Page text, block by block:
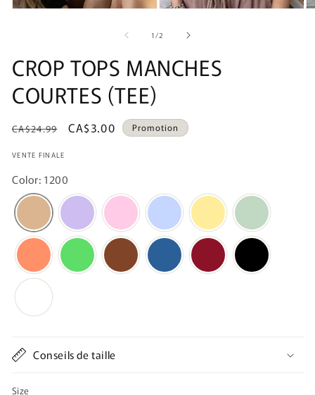
1/de
2
CROP TOPS MANCHES
COURTES (TEE)
Prix
CA$24.99
Prix
CA$3.00 Promotion
VENTE FINALE
Color: 1200
Conseils de taille
Size